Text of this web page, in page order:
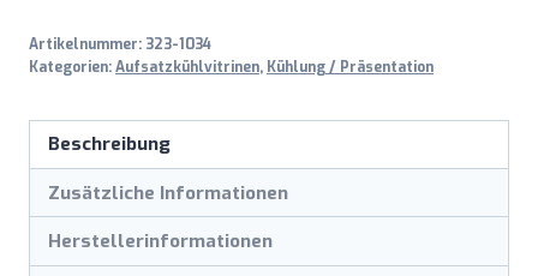
Artikelnummer: 323-1034
Kategorien:Aufsatzkühlvitrinen, Kühlung / Präsentation
Beschreibung
Zusätzliche Informationen
Herstellerinformationen